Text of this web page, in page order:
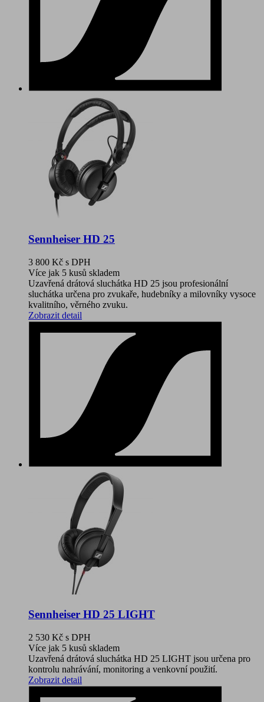
Sennheiser HD 25
3 800 Kč s DPH
Více jak 5 kusů skladem
Uzavřená drátová sluchátka HD 25 jsou profesionální
sluchátka určena pro zvukaře, hudebníky a milovníky vysoce
kvalitního, věrného zvuku.
Zobrazit detail
Sennheiser HD 25 LIGHT
2 530 Kč s DPH
Více jak 5 kusů skladem
Uzavřená drátová sluchátka HD 25 LIGHT jsou určena pro
kontrolu nahrávání, monitoring a venkovní použití.
Zobrazit detail